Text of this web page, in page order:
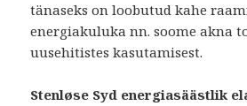
tänaseks on loobutud kahe
energiakuluka nn. soome akna
uusehitistes kasutamisest.
Stenløse Syd energiasäästlik